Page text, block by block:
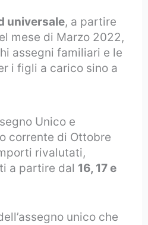
universale, a partire
mese di Marzo 2022,
assegni familiari e le
i figli a carico sino a
Unico e
corrente di Ottobre
rivalutati,
a partire dal 16, 17 e
unico che